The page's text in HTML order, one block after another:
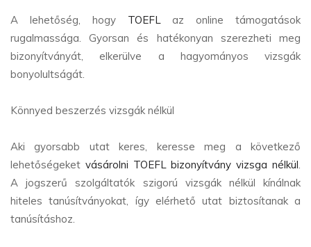
A lehetőség, hogy TOEFL
az online támogatások
rugalmassága. Gyorsan és hatékonyan szerezheti meg
bizonyítványát, elkerülve a hagyományos vizsgák
bonyolultságát.
Könnyed beszerzés vizsgák nélkül
Aki gyorsabb utat keres, keresse meg a következő
lehetőségeket vásárolni TOEFL bizonyítvány vizsga nélkül
A jogszerű szolgáltatók szigorú vizsgák nélkül kínálnak
hiteles tanúsítványokat, így elérhető utat biztosítanak a
tanúsításhoz.